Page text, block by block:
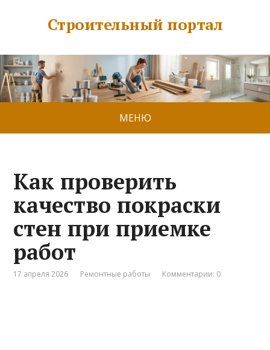
Строительный портал
МЕНЮ
Как проверить
качество покраски
стен при приемке
работ
17 апреля 2026 Ремонтные работы Комментарии: 0